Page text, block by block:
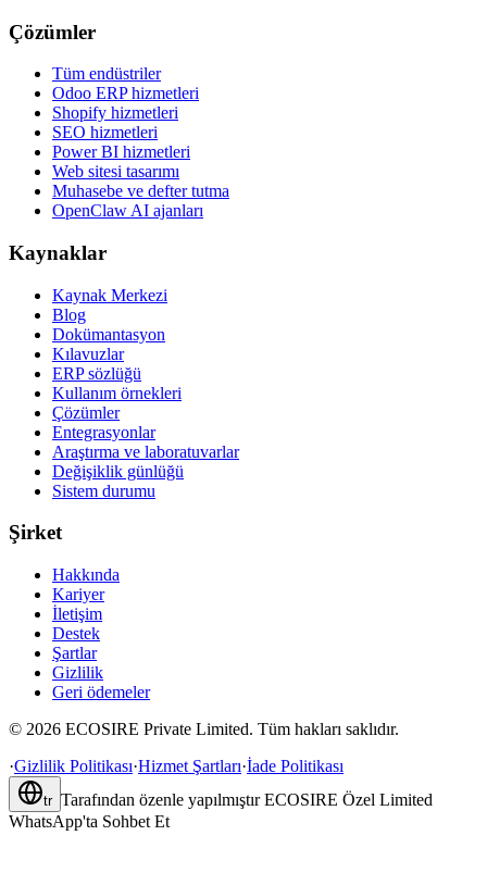
Çözümler
Tüm endüstriler
Odoo ERP hizmetleri
Shopify hizmetleri
SEO hizmetleri
Power BI hizmetleri
Web sitesi tasarımı
Muhasebe ve defter tutma
OpenClaw AI ajanları
Kaynaklar
Kaynak Merkezi
Blog
Dokümantasyon
Kılavuzlar
ERP sözlüğü
Kullanım örnekleri
Çözümler
Entegrasyonlar
Araştırma ve laboratuvarlar
Değişiklik günlüğü
Sistem durumu
Şirket
Hakkında
Kariyer
İletişim
Destek
Şartlar
Gizlilik
Geri ödemeler
© 2026 ECOSIRE Private Limited. Tüm hakları saklıdır.
·Gizlilik Politikası·Hizmet Şartları·İade Politikası
tr Tarafından özenle yapılmıştır ECOSIRE Özel Limited
WhatsApp'ta Sohbet Et